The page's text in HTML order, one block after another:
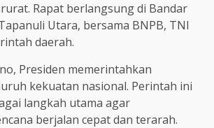
Rapat berlangsung di Bandar
Utara, bersama BNPB, TNI
daerah.
Presiden memerintahkan
kekuatan nasional. Perintah ini
langkah utama agar
berjalan cepat dan terarah.